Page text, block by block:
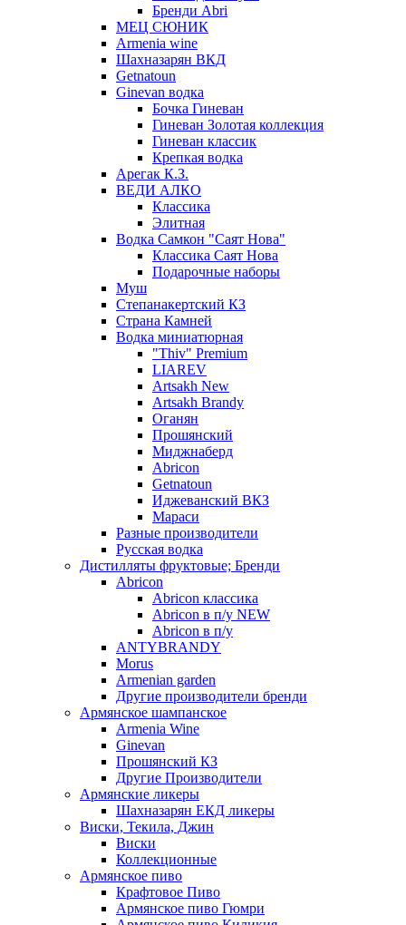
Бренди Abri
МЕЦ СЮНИК
Armenia wine
Шахназарян ВКД
Getnatoun
Ginevan водка
Бочка Гиневан
Гиневан Золотая коллекция
Гиневан классик
Крепкая водка
Арегак К.З.
ВЕДИ АЛКО
Классика
Элитная
Водка Самкон "Саят Нова"
Классика Саят Нова
Подарочные наборы
Муш
Степанакертский КЗ
Страна Камней
Водка миниатюрная
"Thiv" Premium
LIAREV
Artsakh New
Artsakh Brandy
Оганян
Прошянский
Миджнаберд
Abricon
Getnatoun
Иджеванский ВКЗ
Мараси
Разные производители
Русская водка
Дистилляты фруктовые; Бренди
Abricon
Abricon классика
Abricon в п/у NEW
Abricon в п/у
ANTYBRANDY
Morus
Armenian garden
Другие производители бренди
Армянское шампанское
Armenia Wine
Ginevan
Прошянский КЗ
Другие Производители
Армянские ликеры
Шахназарян ЕКД ликеры
Виски, Текила, Джин
Виски
Коллекционные
Армянское пиво
Крафтовое Пиво
Армянское пиво Гюмри